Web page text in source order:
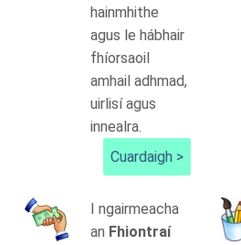
hainmhithe
agus le hábhair
fhíorsaoil
amhail adhmad,
uirlisí agus
innealra.
Cuardaigh >
I ngairmeacha
an Fhiontraí